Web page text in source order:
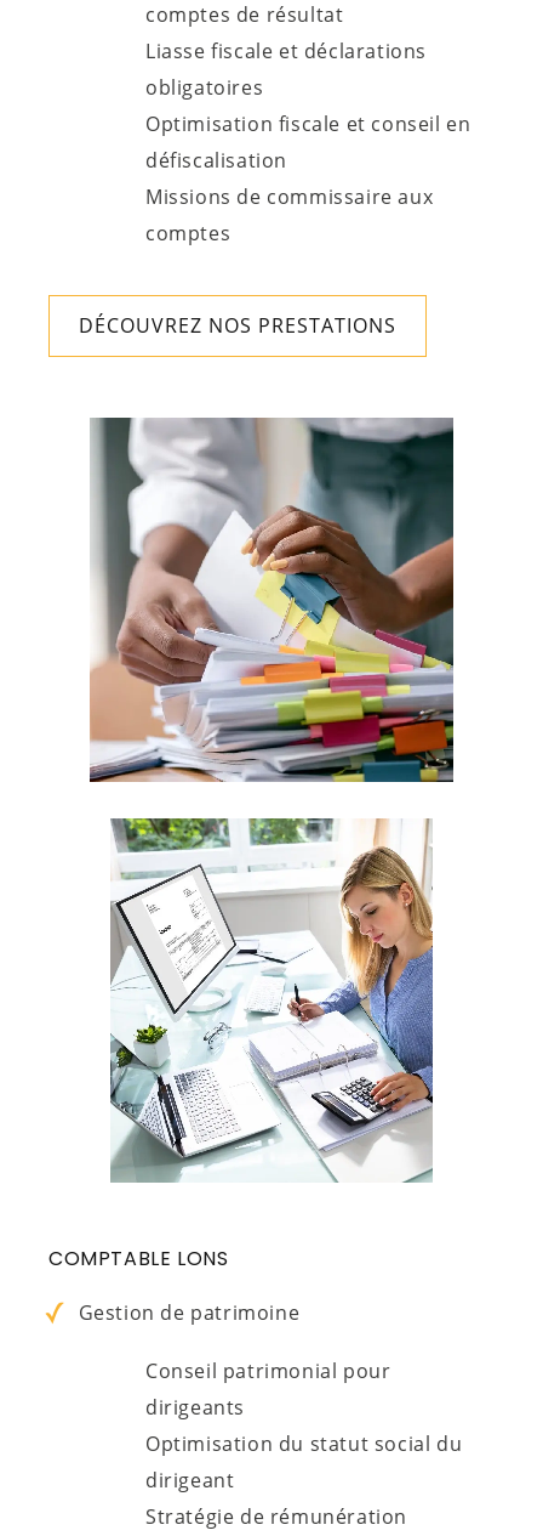
comptes de résultat
Liasse fiscale et déclarations
obligatoires
Optimisation fiscale et conseil en
défiscalisation
Missions de commissaire aux
comptes
DÉCOUVREZ NOS PRESTATIONS
COMPTABLE LONS
Gestion de patrimoine
Conseil patrimonial pour
dirigeants
Optimisation du statut social du
dirigeant
Stratégie de rémunération